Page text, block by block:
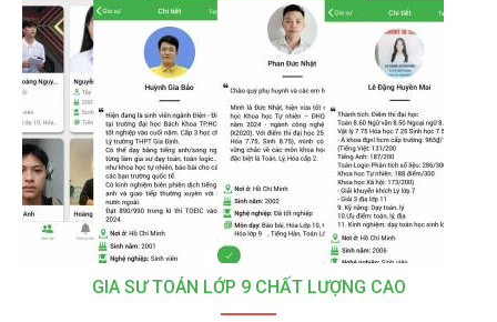
GIA SƯ TOÁN LỚP 9 CHẤT LƯỢNG CAO